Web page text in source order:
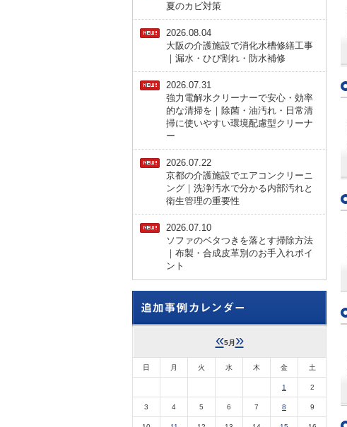
夏のカビ対策
2026.08.04
大阪の介護施設で消化水槽修繕工事
｜漏水・ひび割れ・防水補修
2026.07.31
強力電解水クリーナーで安心・効率
的な清掃を｜除菌・油汚れ・日常清
掃に使いやすい環境配慮型クリーナ
ー
2026.07.22
京都の介護施設でエアコンクリーニ
ング｜洗浄汚水で分かる内部汚れと
衛生管理の重要性
2026.07.10
ソファのベタつきを落とす掃除方法
｜布製・合成皮革別のお手入れポイ
ント
«5月 »
日 月 火 水 木 金 土
1 2
3 4 5 6 7 8 9